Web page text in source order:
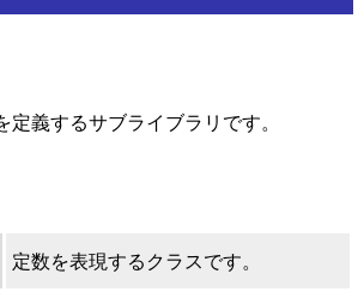
定義するサブライブラリです。
定数を表現するクラスです。